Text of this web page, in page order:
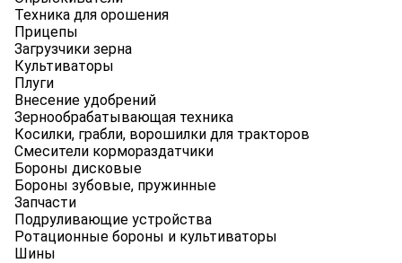
Техника для орошения
Прицепы
Загрузчики зерна
Культиваторы
Плуги
Внесение удобрений
Зернообрабатывающая техника
Косилки, грабли, ворошилки для тракторов
Смесители кормораздатчики
Бороны дисковые
Бороны зубовые, пружинные
Запчасти
Подруливающие устройства
Ротационные бороны и культиваторы
Шины